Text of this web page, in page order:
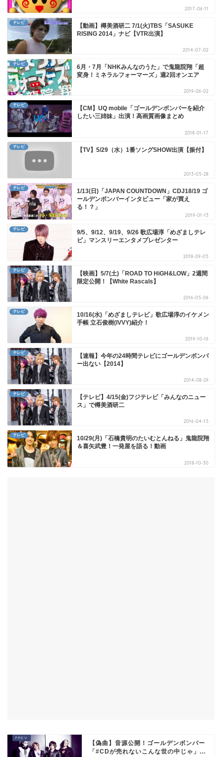
2017-06-11
テレビ
【動画】樽美酒研二 7/1(火)TBS「SASUKE
RISING 2014」ナビ【VTR出演】
2014-07-02
テレビ
6月・7月「NHKみんなのうた」で鬼龍院翔「超
変身！ミネラルフォーマーズ」週2回オンエア
2019-06-02
テレビ
【CM】UQ mobile「ゴールデンボンバーを紹介
したい三姉妹」出演！高画質画像まとめ
2018-01-17
テレビ 【TV】5/29（水）1番ソングSHOW出演【振付】
2013-05-28
テレビ
1/13(日)「JAPAN COUNTDOWN」CDJ18/19 ゴ
ールデンボンバーインタビュー「家が買え
る！？」
2019-01-13
テレビ
9/5、9/12、9/19、9/26 歌広場淳「めざましテレ
ビ」マンスリーエンタメプレゼンター
2018-09-05
テレビ
【映画】5/7(土)「ROAD TO HiGH&LOW」2週間
限定公開！【White Rascals】
2016-05-06
テレビ
10/16(水)「めざましテレビ」歌広場淳のイケメン
手帳 立石俊樹(IVVY)紹介！
2019-10-16
テレビ
【速報】今年の24時間テレビにゴールデンボンバ
ー出ない【2014】
2014-08-29
テレビ
【テレビ】4/15(金)フジテレビ「みんなのニュー
ス」で樽美酒研二
2016-04-15
テレビ
10/29(月)「石橋貴明のたいむとんねる」鬼龍院翔
＆喜矢武豊！一発屋を語る！動画
2018-10-30
【偽曲】音源公開！ゴールデンボンバー
「#CDが売れないこんな世の中じゃ」...